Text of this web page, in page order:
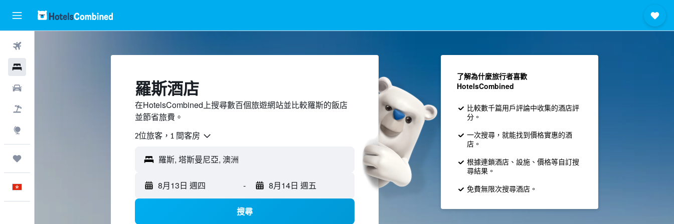
羅斯酒店
在HotelsCombined上搜尋數百個旅遊網站並比較羅斯的飯店
並節省旅費。
2位旅客，1 間客房
8月13日 週四 - 8月14日 週五
搜尋
了解為什麼旅行者喜歡
HotelsCombined
比較數千篇用戶評論中收集的酒店評
分。
一次搜尋，就能找到價格實惠的酒
店。
根據連鎖酒店、設施、價格等自訂搜
尋結果。
免費無限次搜尋酒店。